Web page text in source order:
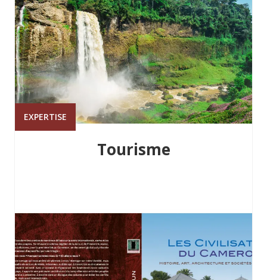
EXPERTISE
Tourisme